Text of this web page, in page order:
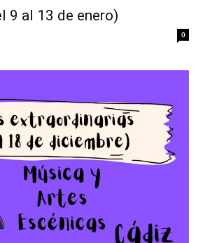
9 al 13 de enero)
0